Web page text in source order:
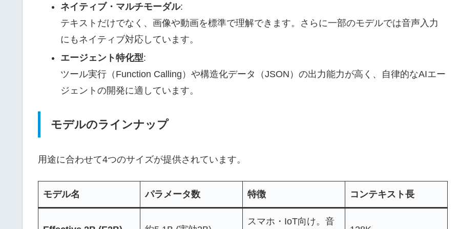
ネイティブ・マルチモーダル:
テキストだけでなく、画像や動画を標準で理解できます。さらに一部のモデルでは音声入力
にもネイティブ対応しています。
エージェント特化型:
ツール実行（Function Calling）や構造化データ（JSON）の出力能力が高く、自律的なAIエー
ジェントの開発に適しています。
モデルのラインナップ
用途に合わせて4つのサイズが提供されています。
モデル名 パラメータ数 特徴 コンテキスト長
スマホ・IoT向け。音